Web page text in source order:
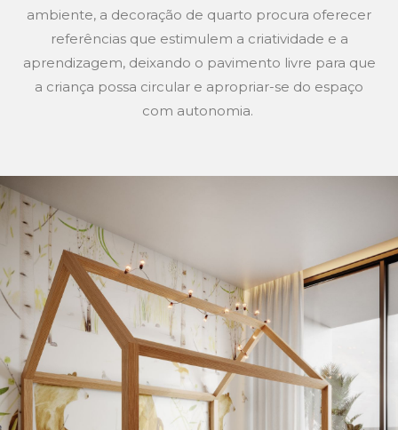
ambiente, a decoração de quarto procura oferecer
referências que estimulem a criatividade e a
aprendizagem, deixando o pavimento livre para que
a criança possa circular e apropriar-se do espaço
com autonomia.